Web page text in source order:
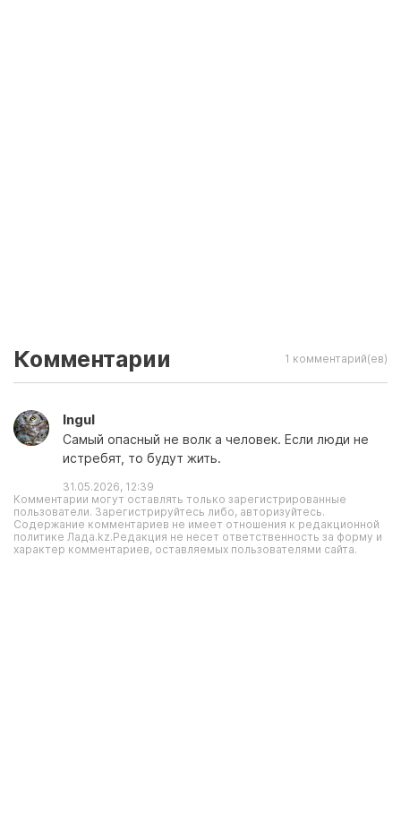
Комментарии 1 комментарий(ев)
Ingul
Самый опасный не волк а человек. Если люди не
истребят, то будут жить.
31.05.2026, 12:39
Комментарии могут оставлять только зарегистрированные
пользователи. Зарегистрируйтесь либо, авторизуйтесь.
Содержание комментариев не имеет отношения к редакционной
политике Лада.kz.Редакция не несет ответственность за форму и
характер комментариев, оставляемых пользователями сайта.